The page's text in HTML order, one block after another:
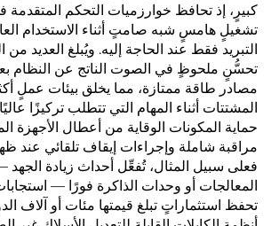
كبيرٍ، إذ تحافظ خوارزميات التحكم المتقدمة
تشغيلٍ هامسٍ شبه صامتٍ أثناء الاستخدام
التبريد فقط عند الحاجة إليه. ويُبلغ العديد
تحسُّنٍ ملحوظٍ في الصوت الناتج عن النظام
مصادر طاقة ممتازة، مما يخلق بيئات عملٍ
المشتتات أثناء المهام التي تتطلب تركيزًا
حماية المكونات الوقاية من أعطال الأجهزة
مراقبة شاملة وإجراءات إيقاف تلقائي
فعلى سبيل المثال، تُفعِّل أحداث زيادة الجهد
المعالجات أو وحدات الذاكرة فورًا —
تحفظ استثماراتٍ تبلغ قيمتها مئات أو آلاف